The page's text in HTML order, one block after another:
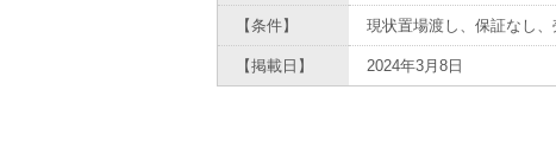
【条件】 現状置場渡し、保証なし
【掲載日】 2024年3月8日